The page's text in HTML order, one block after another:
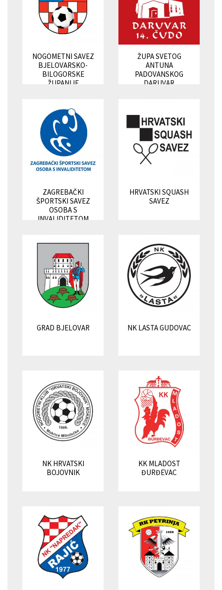
NOGOMETNI SAVEZ
BJELOVARSKO-
BILOGORSKE
ŽUPANIJE
ŽUPA SVETOG
ANTUNA
PADOVANSKOG
DARUVAR
ZAGREBAČKI
ŠPORTSKI SAVEZ
OSOBA S
INVALIDITETOM
HRVATSKI SQUASH
SAVEZ
GRAD BJELOVAR NK LASTA GUDOVAC
NK HRVATSKI
BOJOVNIK
KK MLADOST
ĐURĐEVAC